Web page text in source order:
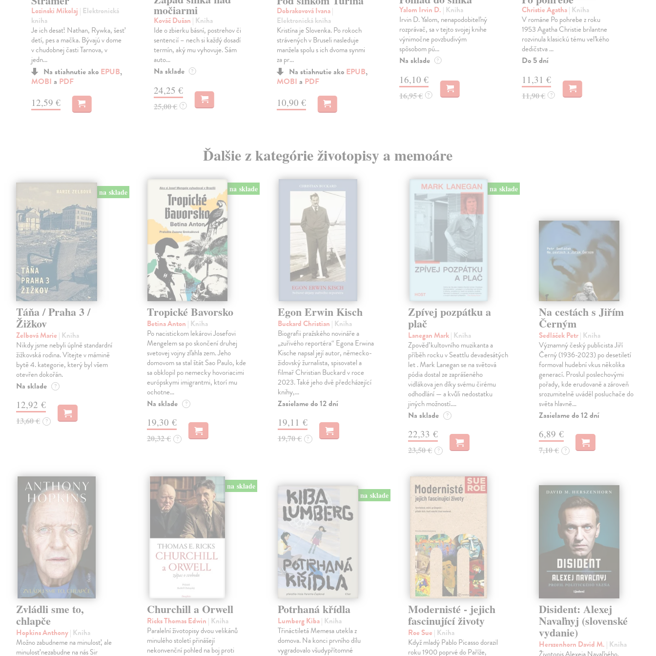
Lozinski Mikolaj | Elektronická
kniha
Je ich desať: Nathan, Rywka, šesť
detí, pes a mačka. Bývajú v dome
v chudobnej časti Tarnova, v
jedn...
Na stiahnutie ako EPUB,
MOBI a PDF
12,59 €
močiarmi
Kováč Dušan | Kniha
Ide o zbierku básní, postrehov či
sentencií – nech si každý dosadí
termín, aký mu vyhovuje. Sám
auto...
Na sklade ?
24,25 €
25,00 € ?
Dobrakovová Ivana|
Elektronická kniha
Kristína je Slovenka. Po rokoch
strávených v Bruseli nasleduje
manžela spolu s ich dvoma synmi
za pr...
Na stiahnutie ako EPUB,
MOBI a PDF
10,90 €
Yalom Irvin D. | Kniha
Irvin D. Yalom, nenapodobiteľný
rozprávač, sa v tejto svojej knihe
výnimočne povzbudivým
spôsobom pú...
Na sklade ?
16,10 €
16,95 € ?
Christie Agatha| Kniha
V románe Po pohrebe z roku
1953 Agatha Christie brilantne
rozvinula klasickú tému veľkého
dedičstva ...
Do 5 dní
11,31 €
11,90 € ?
Ďalšie z kategórie životopisy a memoáre
na sklade
Táňa / Praha 3 /
Žižkov
Zelbová Marie | Kniha
Nikdy jsme nebyli úplně standardní
žižkovská rodina. Vítejte v mámině
bytě 4. kategorie, který byl všem
otevřen dokořán.
Na sklade ?
12,92 €
13,60 € ?
na sklade
Tropické Bavorsko
Betina Anton | Kniha
Po nacistickom lekárovi Josefovi
Mengelem sa po skončení druhej
svetovej vojny zľahla zem. Jeho
domovom sa stal štát Sao Paulo, kde
sa obklopil po nemecky hovoriacimi
európskymi imigrantmi, ktorí mu
ochotne…
Na sklade ?
19,30 €
20,32 € ?
Egon Erwin Kisch
Buckard Christian | Kniha
Biografii pražského novináře a
„zuřivého reportéra“ Egona Erwina
Kische napsal její autor, německo-
židovský žurnalista, spisovatel a
filmař Christian Buckard v roce
2023. Také jeho dvě předcházející
knihy,…
Zasielame do 12 dní
19,11 €
19,70 € ?
na sklade
Zpívej pozpátku a
plač
Lanegan Mark| Kniha
Zpověď kultovního muzikanta a
příběh rocku v Seattlu devadesátých
let . Mark Lanegan se na světová
pódia dostal ze zaprášeného
vidlákova jen díky svému čirému
odhodlání — a kvůli nedostatku
jiných možností.…
Na sklade ?
22,33 €
23,50 € ?
Na cestách s Jiřím
Černým
Sedláček Petr| Kniha
Významný český publicista Jiří
Černý (1936-2023) po desetiletí
formoval hudební vkus několika
generací. Proslul poslechovými
pořady, kde erudovaně a zároveň
srozumitelně uváděl posluchače do
světa hlavně…
Zasielame do 12 dní
6,89 €
7,10 € ?
Zvládli sme to,
chlapče
Hopkins Anthony| Kniha
Možno zabudneme na minulosť, ale
minulosť nezabudne na nás Sir
na sklade
Churchill a Orwell
Ricks Thomas Edwin | Kniha
Paralelní životopisy dvou velikánů
minulého století přinášejí
nekonvenční pohled na boj proti
na sklade
Potrhaná křídla
Lumberg Kiba| Kniha
Třináctiletá Memesa utekla z
domova. Na konci prvního dílu
vygradovalo všudypřítomné
Modernisté - jejich
fascinující životy
Roe Sue | Kniha
Když mladý Pablo Picasso dorazil
roku 1900 poprvé do Paříže,
Disident: Alexej
Navaľnyj (slovenské
vydanie)
Herszenhorn David M. | Kniha